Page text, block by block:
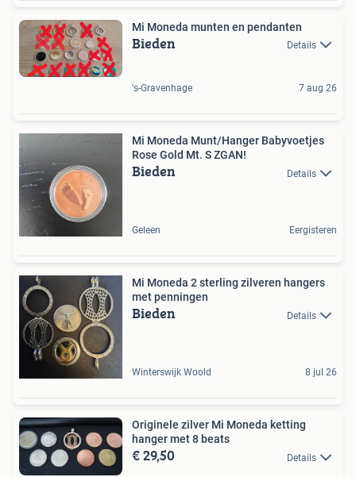
Mi Moneda munten en pendanten
Bieden Details
's-Gravenhage 7 aug 26
Mi Moneda Munt/Hanger Babyvoetjes
Rose Gold Mt. S ZGAN!
Bieden Details
Geleen Eergisteren
Mi Moneda 2 sterling zilveren hangers
met penningen
Bieden Details
Winterswijk Woold 8 jul 26
Originele zilver Mi Moneda ketting
hanger met 8 beats
€ 29,50 Details